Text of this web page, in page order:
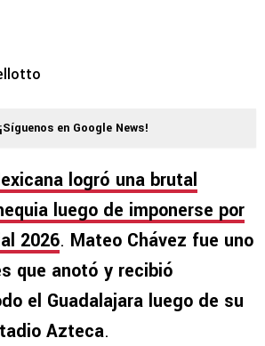
¡Síguenos en Google News!
logró una brutal
luego de imponerse por
2026. Mateo Chávez fue uno
que anotó y recibió
el Guadalajara luego de su
Azteca.